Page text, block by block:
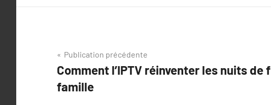
Navigation
de
l’article
Publication précédente
Comment l’IPTV réinventer les nuits de
famille